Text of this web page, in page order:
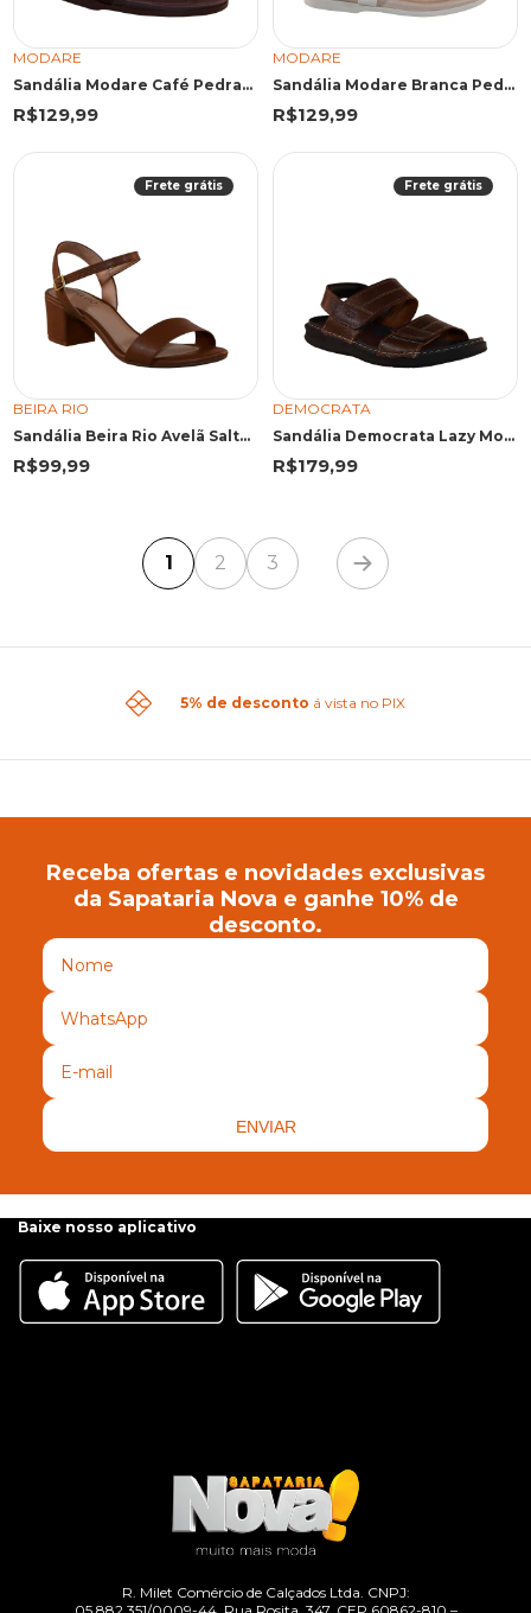
MODARE
Sandália Modare Café Pedraria
R$129,99
MODARE
Sandália Modare Branca Pedraria Central
R$129,99
Frete grátis
BEIRA RIO
Sandália Beira Rio Avelã Salto Bloco
R$99,99
Frete grátis
DEMOCRATA
Sandália Democrata Lazy Mouro
R$179,99
1 2 3
5% de desconto á vista no PIX
Receba ofertas e novidades exclusivas
da Sapataria Nova e ganhe 10% de
desconto.
ENVIAR
Baixe nosso aplicativo
R. Milet Comércio de Calçados Ltda. CNPJ: